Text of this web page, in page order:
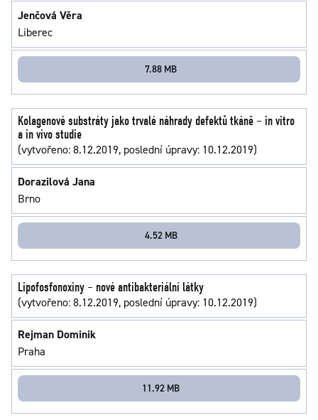
Jenčová Věra
Liberec
7.88 MB
Kolagenové substráty jako trvalé náhrady defektů tkáně – in vitro
a in vivo studie
(vytvořeno: 8.12.2019, poslední úpravy: 10.12.2019)
Dorazilová Jana
Brno
4.52 MB
Lipofosfonoxiny – nové antibakteriální látky
(vytvořeno: 8.12.2019, poslední úpravy: 10.12.2019)
Rejman Dominik
Praha
11.92 MB